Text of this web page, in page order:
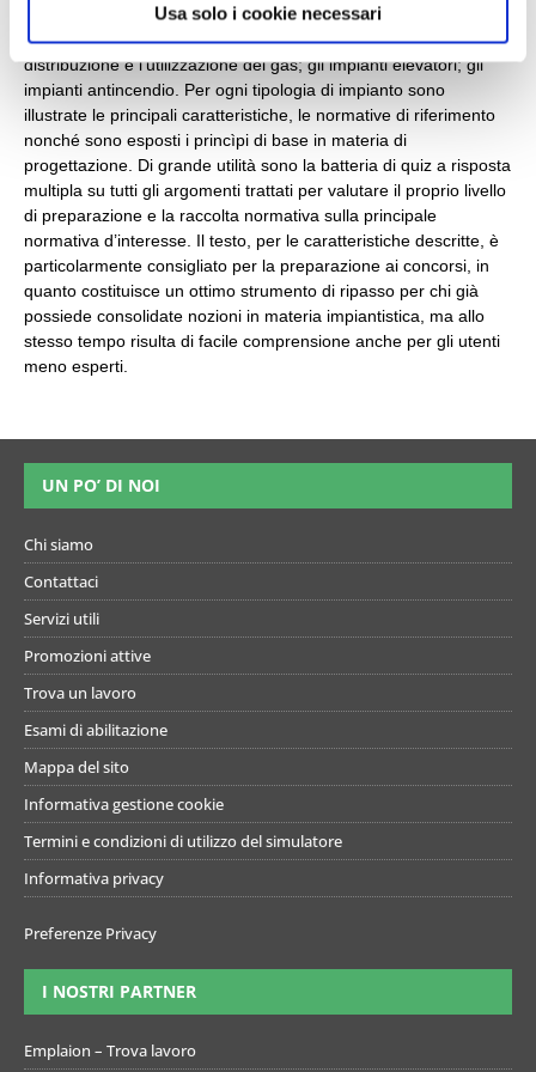
Usa solo i cookie necessari
impianti di riscaldamento, climatizzazione, condizionamento e
refrigerazione; gli impianti idrico?sanitari; gli impianti per la
distribuzione e l’utilizzazione del gas; gli impianti elevatori; gli
impianti antincendio. Per ogni tipologia di impianto sono
illustrate le principali caratteristiche, le normative di riferimento
nonché sono esposti i princìpi di base in materia di
progettazione. Di grande utilità sono la batteria di quiz a risposta
multipla su tutti gli argomenti trattati per valutare il proprio livello
di preparazione e la raccolta normativa sulla principale
normativa d’interesse. Il testo, per le caratteristiche descritte, è
particolarmente consigliato per la preparazione ai concorsi, in
quanto costituisce un ottimo strumento di ripasso per chi già
possiede consolidate nozioni in materia impiantistica, ma allo
stesso tempo risulta di facile comprensione anche per gli utenti
meno esperti.
UN PO’ DI NOI
Chi siamo
Contattaci
Servizi utili
Promozioni attive
Trova un lavoro
Esami di abilitazione
Mappa del sito
Informativa gestione cookie
Termini e condizioni di utilizzo del simulatore
Informativa privacy
Preferenze Privacy
I NOSTRI PARTNER
Emplaion – Trova lavoro